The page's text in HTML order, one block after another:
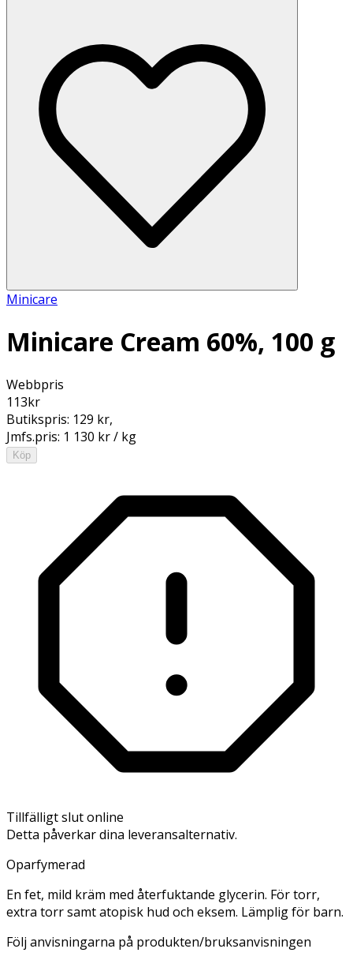
Minicare
Minicare Cream 60%, 100 g
Webbpris
113kr
Butikspris: 129 kr,
Jmfs.pris: 1 130 kr / kg
Köp
Tillfälligt slut online
Detta påverkar dina leveransalternativ.
Oparfymerad
En fet, mild kräm med återfuktande glycerin. För torr,
extra torr samt atopisk hud och eksem. Lämplig för barn.
Följ anvisningarna på produkten/bruksanvisningen